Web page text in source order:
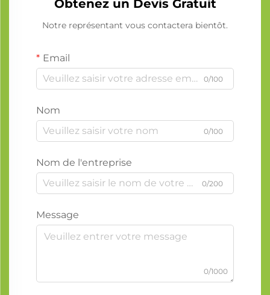
Obtenez un Devis Gratuit
Notre représentant vous contactera bientôt.
Email
0/100
Nom
0/100
Nom de l'entreprise
0/200
Message
0/1000